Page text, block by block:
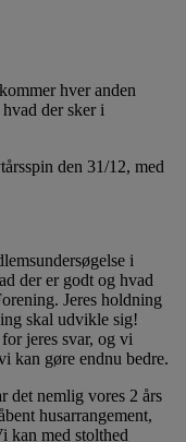
hver anden
der sker i
den 31/12, med
i
der er godt og hvad
Jeres holdning
skal udvikle sig!
jeres svar, og vi
kan gøre endnu bedre.
det nemlig vores 2 års
husarrangement,
kan med stolthed